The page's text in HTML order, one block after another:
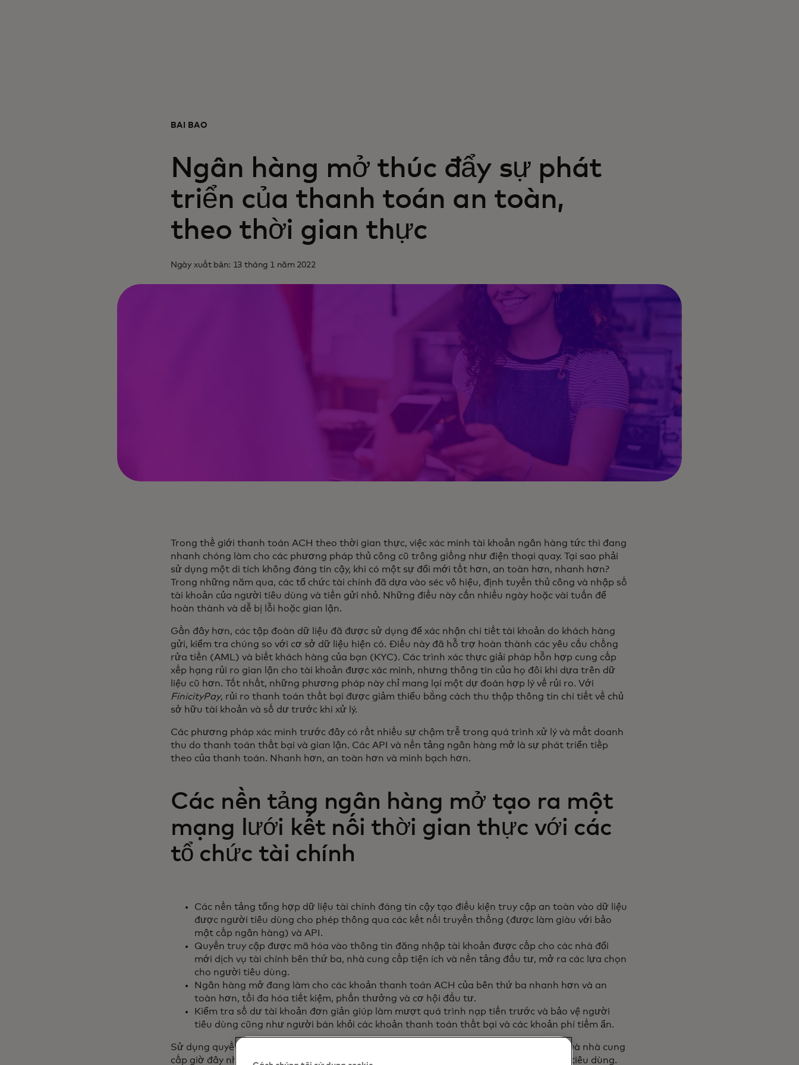
BÀI BÁO
Ngân hàng mở thúc đẩy sự phát
triển của thanh toán an toàn,
theo thời gian thực
Ngày xuất bản: 13 tháng 1 năm 2022
Trong thế giới thanh toán ACH theo thời gian thực, việc xác minh tài khoản ngân hàng tức thì đang
nhanh chóng làm cho các phương pháp thủ công cũ trông giống như điện thoại quay. Tại sao phải
sử dụng một di tích không đáng tin cậy, khi có một sự đổi mới tốt hơn, an toàn hơn, nhanh hơn?
Trong những năm qua, các tổ chức tài chính đã dựa vào séc vô hiệu, định tuyến thủ công và nhập số
tài khoản của người tiêu dùng và tiền gửi nhỏ. Những điều này cần nhiều ngày hoặc vài tuần để
hoàn thành và dễ bị lỗi hoặc gian lận.
Gần đây hơn, các tập đoàn dữ liệu đã được sử dụng để xác nhận chi tiết tài khoản do khách hàng
gửi, kiểm tra chúng so với cơ sở dữ liệu hiện có. Điều này đã hỗ trợ hoàn thành các yêu cầu chống
rửa tiền (AML) và biết khách hàng của bạn (KYC). Các trình xác thực giải pháp hỗn hợp cung cấp
xếp hạng rủi ro gian lận cho tài khoản được xác minh, nhưng thông tin của họ đôi khi dựa trên dữ
liệu cũ hơn. Tốt nhất, những phương pháp này chỉ mang lại một dự đoán hợp lý về rủi ro. Với
FinicityPay, rủi ro thanh toán thất bại được giảm thiểu bằng cách thu thập thông tin chi tiết về chủ
sở hữu tài khoản và số dư trước khi xử lý.
Các phương pháp xác minh trước đây có rất nhiều sự chậm trễ trong quá trình xử lý và mất doanh
thu do thanh toán thất bại và gian lận. Các API và nền tảng ngân hàng mở là sự phát triển tiếp
theo của thanh toán. Nhanh hơn, an toàn hơn và minh bạch hơn.
Các nền tảng ngân hàng mở tạo ra một
mạng lưới kết nối thời gian thực với các
tổ chức tài chính
Các nền tảng tổng hợp dữ liệu tài chính đáng tin cậy tạo điều kiện truy cập an toàn vào dữ liệu
được người tiêu dùng cho phép thông qua các kết nối truyền thống (được làm giàu với bảo
mật cấp ngân hàng) và API.
Quyền truy cập được mã hóa vào thông tin đăng nhập tài khoản được cấp cho các nhà đổi
mới dịch vụ tài chính bên thứ ba, nhà cung cấp tiện ích và nền tảng đầu tư, mở ra các lựa chọn
cho người tiêu dùng.
Ngân hàng mở đang làm cho các khoản thanh toán ACH của bên thứ ba nhanh hơn và an
toàn hơn, tối đa hóa tiết kiệm, phần thưởng và cơ hội đầu tư.
Kiểm tra số dư tài khoản đơn giản giúp làm mượt quá trình nạp tiền trước và bảo vệ người
tiêu dùng cũng như người bán khỏi các khoản thanh toán thất bại và các khoản phí tiềm ẩn.
Sử dụng quyền truy cập an toàn, được người tiêu dùng cấp phép, các tổ chức tài chính và nhà cung
cấp giờ đây nhận được số dư tài khoản và dữ liệu ngay lập tức từ ngân hàng của người tiêu dùng.